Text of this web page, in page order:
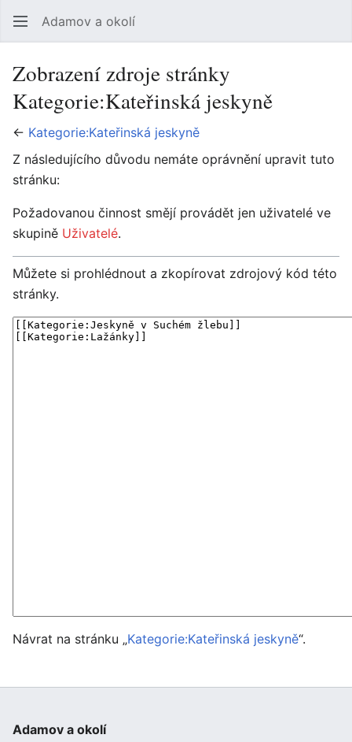
Adamov a okolí
Zobrazení zdroje stránky
Kategorie:Kateřinská jeskyně
← Kategorie:Kateřinská jeskyně
Z následujícího důvodu nemáte oprávnění upravit tuto
stránku:
Požadovanou činnost smějí provádět jen uživatelé ve
skupině Uživatelé.
Můžete si prohlédnout a zkopírovat zdrojový kód této
stránky.
Návrat na stránku „Kategorie:Kateřinská jeskyně“.
Adamov a okolí